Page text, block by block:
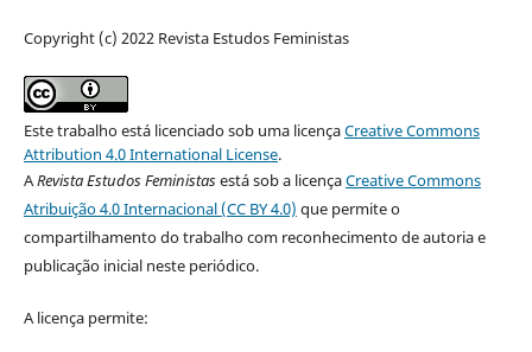
Copyright (c) 2022 Revista Estudos Feministas
Este trabalho está licenciado sob uma licençaCreative Commons
Attribution 4.0 International License.
ARevista Estudos Feministasestá sob a licençaCreative Commons
Atribuição 4.0 Internacional (CC BY 4.0) que permite o
compartilhamento do trabalho com reconhecimento de autoria e
publicação inicial neste periódico.
A licença permite: